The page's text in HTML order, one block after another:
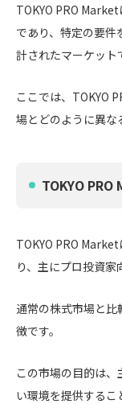
TOKYO PRO
であり、特定の要
計されたマーケット
ここでは、TOKYO
場とどのように異な
TOKYO
TOKYO PRO
り、主にプロ投資家
通常の株式市場と
徴です。
この市場の目的は
い環境を提供するこ